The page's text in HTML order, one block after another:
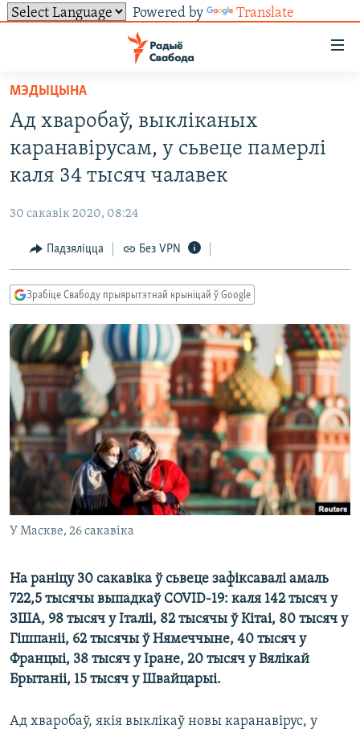
Powered by Translate
ўнівэрсальнага
доступу
Перайсьці
да
галоўнага
зьместу
да
навігацыі
Перайсьці
да
УСЕ НАВІНЫ
ЭКАНОМІКА
ПАЛІТВЯЗЬНІ
КУЛЬТУРА
КАЛЯНДАР
ТОЛЬКІ НА СВАБОДЗЕ
ГІСТОРЫЯ НА СВАБОДЗЕ
ПАДКАСТЫ
PREMIUM
МОВА
НА ХВАЛЯХ СВАБОДЫ
СУВЯЗЬ
ПАДЗЯЛІЦЦА ІНФАРМАЦЫЯЙ
ПАДКАСТЫ
Усе сайты РС/РСЭ
МЭДЫЦЫНА
Ад хваробаў, выкліканых
каранавірусам, у сьвеце памерлі
каля 34 тысяч чалавек
30 сакавік 2020, 08:24
Падзяліцца Без VPN
Зрабіце Свабоду прыярытэтнай крыніцай ў Google
У Маскве, 26 сакавіка
На раніцу 30 сакавіка ў сьвеце зафіксавалі амаль
722,5 тысячы выпадкаў COVID-19: каля 142 тысяч у
ЗША, 98 тысяч у Італіі, 82 тысячы ў Кітаі, 80 тысяч у
Гішпаніі, 62 тысячы ў Нямеччыне, 40 тысяч у
Францыі, 38 тысяч у Іране, 20 тысяч у Вялікай
Брытаніі, 15 тысяч у Швайцарыі.
Ад хваробаў, якія выклікаў новы каранавірус, у